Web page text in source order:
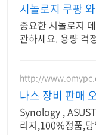
시놀로지 쿠팡
중요한 시놀로지
관하세요. 용량 걱
http://
나스 장비 판매
있는 24년차 쇼
Synology ,
리지,100%정품,